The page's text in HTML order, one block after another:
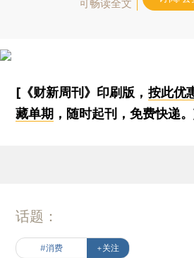
可畅读全文
[《财新周刊》印刷版， 按此优
藏单期 ，随时起刊，免费快递
话题：
#消费 +关注